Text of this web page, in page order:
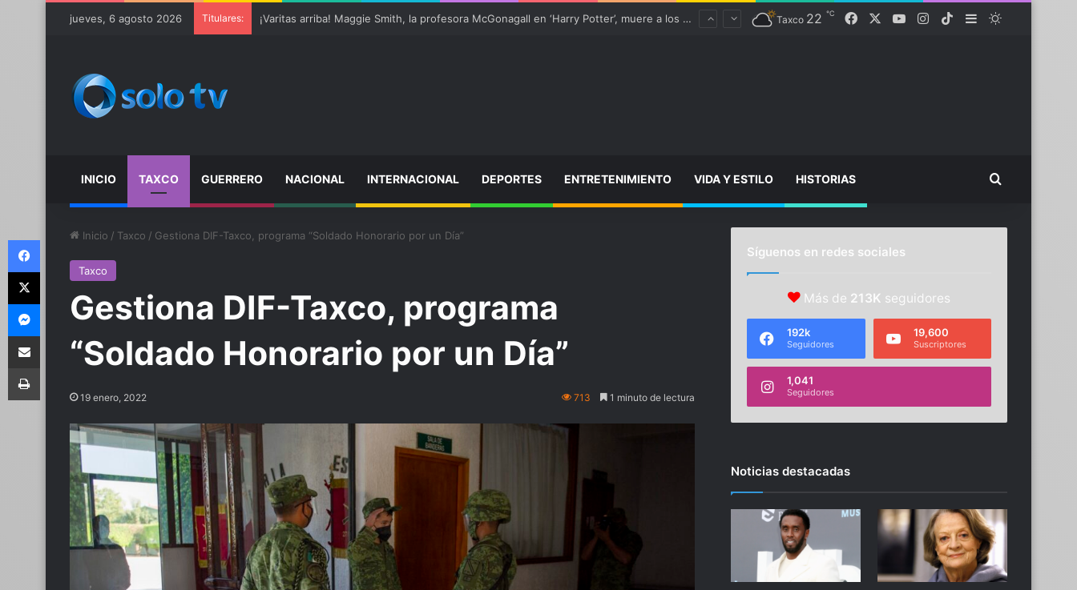
jueves, 6 agosto 2026 Titulares: Ter Stegen operado “satisfactoriamente” de una rotura completa del tendón rotuliano Taxco 22 ℃ FacebookYouTubeInstagram
TikTokSidebarSwitch skin
INICIO TAXCO GUERRERO NACIONAL INTERNACIONAL DEPORTES ENTRETENIMIENTO VIDA Y ESTILO HISTORIAS Buscar...
Inicio / Taxco / Gestiona DIF-Taxco, programa “Soldado Honorario por un Día”
Taxco
Gestiona DIF-Taxco, programa
“Soldado Honorario por un Día”
19 enero, 2022 713 1 minuto de lectura
Síguenos en redes sociales
Más de 213K seguidores
192k
Seguidores
19,600
Suscriptores
1,041
Seguidores
Noticias destacadas
Facebook
X
Messenger
Compartir por email